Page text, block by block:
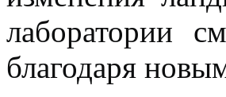
лаборатории
благодаря